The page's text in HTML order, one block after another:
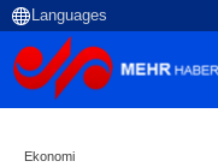
Ekonomi